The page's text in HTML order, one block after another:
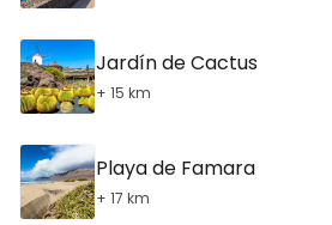
Jardín de Cactus
+ 15 km
Playa de Famara
+ 17 km